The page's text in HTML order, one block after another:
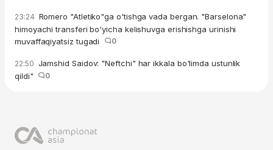
23:24 Romero "Atletiko"ga o'tishga vada bergan. "Barselona"
himoyachi transferi bo'yicha kelishuvga erishishga urinishi
muvaffaqiyatsiz tugadi
0
22:50 Jamshid Saidov: "Neftchi" har ikkala bo'limda ustunlik
qildi"
0